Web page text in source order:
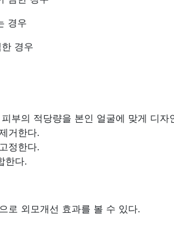
경우
경우
부의 적당량을 본인 얼굴에 맞게 디자
거한다.
정한다.
한다.
로 외모개선 효과를 볼 수 있다.